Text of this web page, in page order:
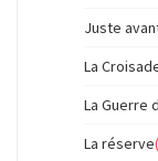
Juste
La
La Guerre
La réserve